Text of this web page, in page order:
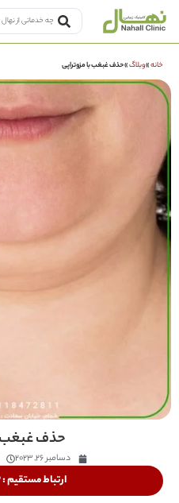
خانه»وبلاگ»حذف غبغب با مزوتراپی
حذف غبغب
دسامبر 26, 2023
ارتباط مستقیم : 09113462072